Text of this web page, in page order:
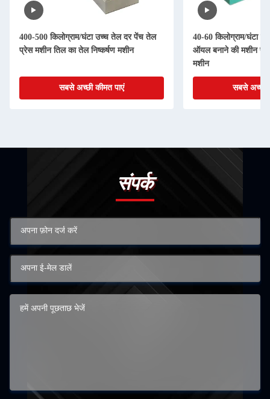
400-500 किलोग्राम/घंटा उच्च तेल दर पेंच तेल
प्रेस मशीन तिल का तेल निष्कर्षण मशीन
सबसे अच्छी कीमत पाएं
40-60 किलोग्राम/घंटा
ऑयल बनाने की मशीन
मशीन
सबसे अच्छी
संपर्क